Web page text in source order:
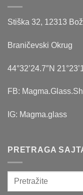
Stiška 32, 12313
Braničevski Okrug
44°32’24.7″N
FB:
IG: Magma.glass
PRETRAGA